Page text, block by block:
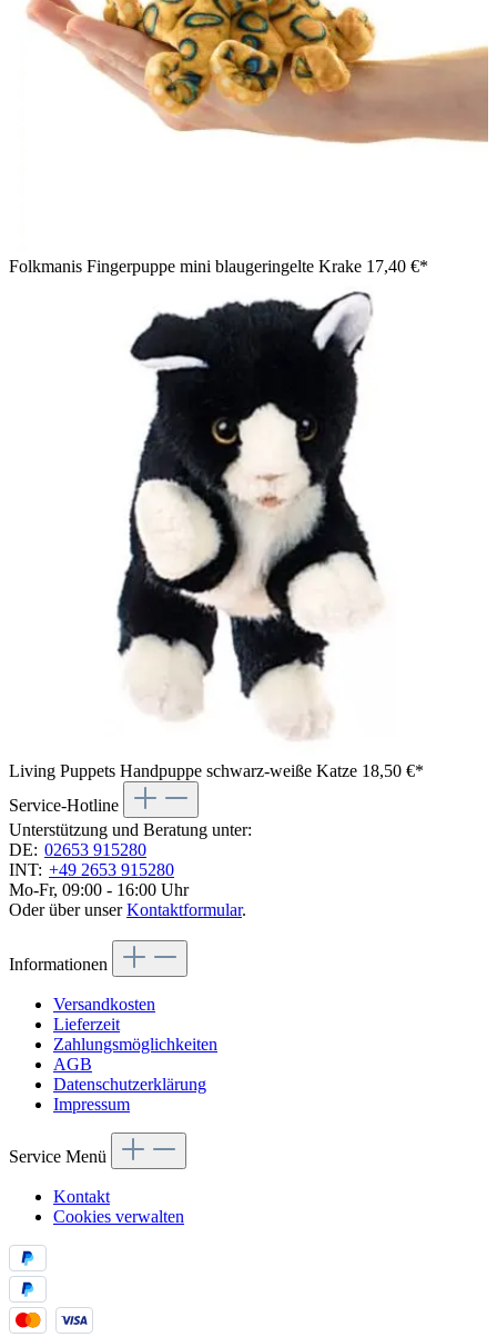
Folkmanis Fingerpuppe mini blaugeringelte Krake 17,40 €*
Living Puppets Handpuppe schwarz-weiße Katze 18,50 €*
Service-Hotline
Unterstützung und Beratung unter:
DE: 02653 915280
INT: +49 2653 915280
Mo-Fr, 09:00 - 16:00 Uhr
Oder über unserKontaktformular.
Informationen
Versandkosten
Lieferzeit
Zahlungsmöglichkeiten
AGB
Datenschutzerklärung
Impressum
Service Menü
Kontakt
Cookies verwalten